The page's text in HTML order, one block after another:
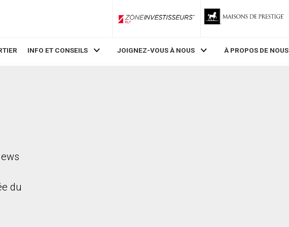
ZoneInvestisseurs RLP
INFO ET CONSEILS JOIGNEZ-VOUS À NOUS À PROPOS DE NOUS
du